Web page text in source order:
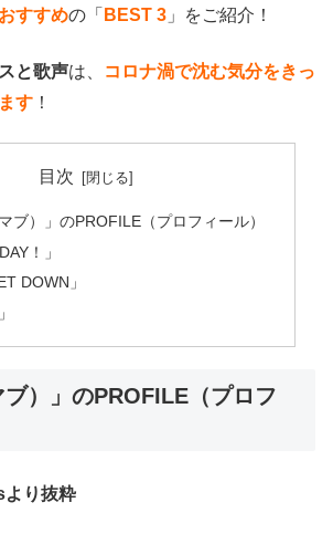
すすめの「 BEST 3 」をご紹介！
と歌声は、
コロナ渦で沈む気分をきっ
す ！
目次
ブ）」のPROFILE（プロフィール）
！」
DOWN」
ブ）」のPROFILE（プロフ
り抜粋